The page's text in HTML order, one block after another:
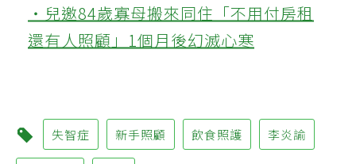
‧兒邀84歲寡母搬來同住「不用付房租
還有人照顧」1個月後幻滅心寒
失智症 新手照顧 飲食照護 李炎諭